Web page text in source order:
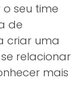
seu time
de
criar uma
relacionar
mais